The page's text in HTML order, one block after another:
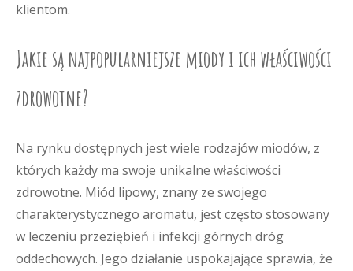
klientom.
Jakie są najpopularniejsze miody i ich właściwości
zdrowotne?
Na rynku dostępnych jest wiele rodzajów miodów, z
których każdy ma swoje unikalne właściwości
zdrowotne. Miód lipowy, znany ze swojego
charakterystycznego aromatu, jest często stosowany
w leczeniu przeziębień i infekcji górnych dróg
oddechowych. Jego działanie uspokajające sprawia, że